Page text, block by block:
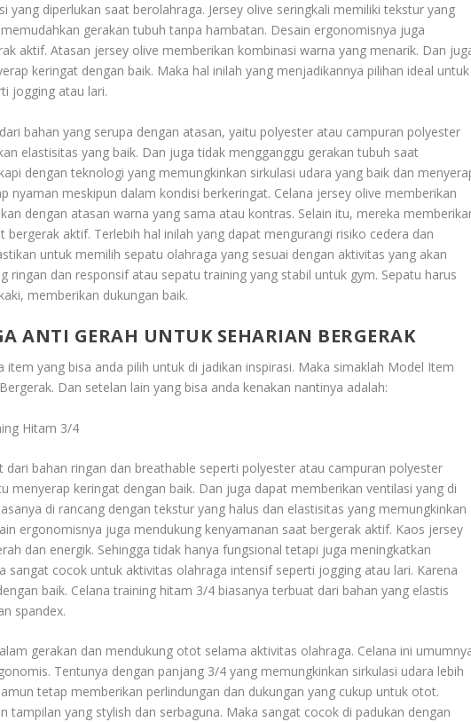
yang diperlukan saat berolahraga. Jersey olive seringkali memiliki tekstur yang
gerakan tubuh tanpa hambatan. Desain ergonomisnya juga
aktif. Atasan jersey olive memberikan kombinasi warna yang menarik. Dan
keringat dengan baik. Maka hal inilah yang menjadikannya pilihan ideal untuk
jogging atau lari.
bahan yang serupa dengan atasan, yaitu polyester atau campuran polyester
elastisitas yang baik. Dan juga tidak mengganggu gerakan tubuh saat
dengan teknologi yang memungkinkan sirkulasi udara yang baik dan
nyaman meskipun dalam kondisi berkeringat. Celana jersey olive memberikan
dengan atasan warna yang sama atau kontras. Selain itu, mereka
aktif. Terlebih hal inilah yang dapat mengurangi risiko cedera dan
untuk memilih sepatu olahraga yang sesuai dengan aktivitas yang akan
ringan dan responsif atau sepatu training yang stabil untuk gym. Sepatu harus
memberikan dukungan baik.
ANTI GERAH UNTUK SEHARIAN BERGERAK
yang bisa anda pilih untuk di jadikan inspirasi. Maka simaklah Model Item
. Dan setelan lain yang bisa anda kenakan nantinya adalah:
Hitam 3/4
bahan ringan dan breathable seperti polyester atau campuran polyester
menyerap keringat dengan baik. Dan juga dapat memberikan ventilasi yang di
di rancang dengan tekstur yang halus dan elastisitas yang memungkinkan
ergonomisnya juga mendukung kenyamanan saat bergerak aktif. Kaos jersey
dan energik. Sehingga tidak hanya fungsional tetapi juga meningkatkan
sangat cocok untuk aktivitas olahraga intensif seperti jogging atau lari. Karena
baik. Celana training hitam 3/4 biasanya terbuat dari bahan yang elastis
spandex.
gerakan dan mendukung otot selama aktivitas olahraga. Celana ini
Tentunya dengan panjang 3/4 yang memungkinkan sirkulasi udara lebih
tetap memberikan perlindungan dan dukungan yang cukup untuk otot.
tampilan yang stylish dan serbaguna. Maka sangat cocok di padukan dengan